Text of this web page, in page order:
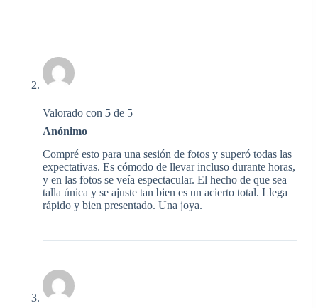
Valorado con 5 de 5
Anónimo
Compré esto para una sesión de fotos y superó todas las
expectativas. Es cómodo de llevar incluso durante horas,
y en las fotos se veía espectacular. El hecho de que sea
talla única y se ajuste tan bien es un acierto total. Llega
rápido y bien presentado. Una joya.